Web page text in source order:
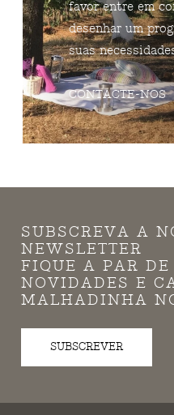
favor entre em
desenhar um
suas
CONTACTE-NOS
SUBSCREVA A
NEWSLETTER
FIQUE A PAR DE
NOVIDADES E
MALHADINHA
SUBSCREVER